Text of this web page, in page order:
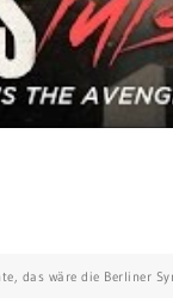
das wäre die Berliner